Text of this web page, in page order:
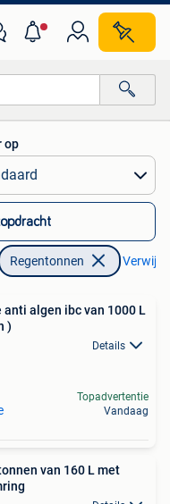
op
Regentonnen
anti algen ibc van 1000 L
)
Details
Topadvertentie
Vandaag
van 160 L met